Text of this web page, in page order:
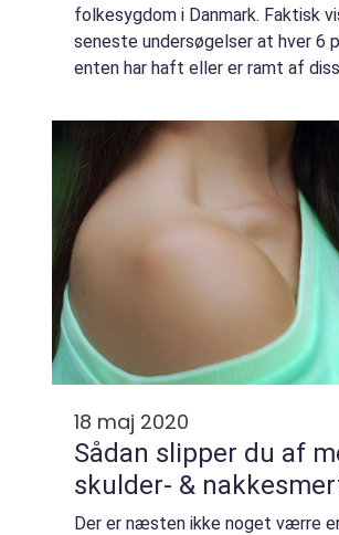
folkesygdom i Danmark. Faktisk
seneste undersøgelser at hver 6
enten har haft eller er ramt af
i et samfund, hvor der er t...
18 maj 2020
Sådan slipper du af
skulder- &
Der er næsten ikke noget værre